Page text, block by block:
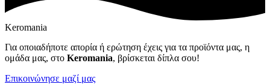
Keromania
Για οποιαδήποτε απορία ή ερώτηση έχεις για τα προϊόντα μας, η
ομάδα μας, στο Keromania, βρίσκεται δίπλα σου!
Επικοινώνησε μαζί μας